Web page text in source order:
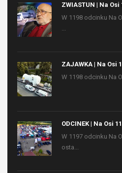
ZWIASTUN | Na Osi
W 1198 odcinku Na
ZAJAWKA | Na Osi
W 1198 odcinku Na
ODCINEK | Na Osi
W 1197 odcinku Na
osta...